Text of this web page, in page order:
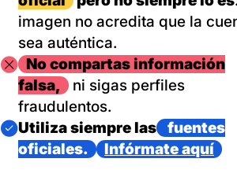
imagen no acredita que la
sea auténtica.
ImagenNo compartas información
falsa,
ni sigas perfiles
fraudulentos.
Imagen
Utiliza siempre las
fuentes
oficiales.
Infórmate aquí